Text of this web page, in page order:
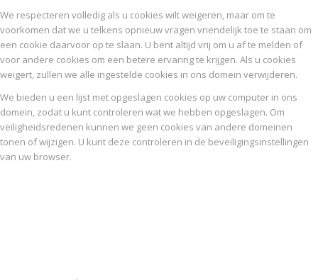
We respecteren volledig als u cookies wilt weigeren, maar om te
voorkomen dat we u telkens opnieuw vragen vriendelijk toe te staan om
een cookie daarvoor op te slaan. U bent altijd vrij om u af te melden of
voor andere cookies om een betere ervaring te krijgen. Als u cookies
weigert, zullen we alle ingestelde cookies in ons domein verwijderen.
We bieden u een lijst met opgeslagen cookies op uw computer in ons
domein, zodat u kunt controleren wat we hebben opgeslagen. Om
veiligheidsredenen kunnen we geen cookies van andere domeinen
tonen of wijzigen. U kunt deze controleren in de beveiligingsinstellingen
van uw browser.